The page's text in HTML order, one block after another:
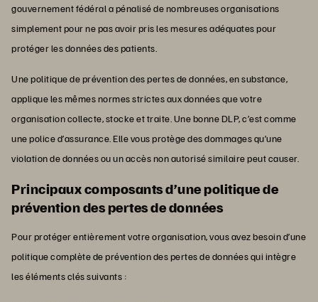
gouvernement fédéral a pénalisé de nombreuses organisations
simplement pour ne pas avoir pris les mesures adéquates pour
protéger les données des patients.
Une politique de prévention des pertes de données, en substance,
applique les mêmes normes strictes aux données que votre
organisation collecte, stocke et traite. Une bonne DLP, c’est comme
une police d’assurance. Elle vous protège des dommages qu’une
violation de données ou un accès non autorisé similaire peut causer.
Principaux composants d’une politique de
prévention des pertes de données
Pour protéger entièrement votre organisation, vous avez besoin d’une
politique complète de prévention des pertes de données qui intègre
les éléments clés suivants :